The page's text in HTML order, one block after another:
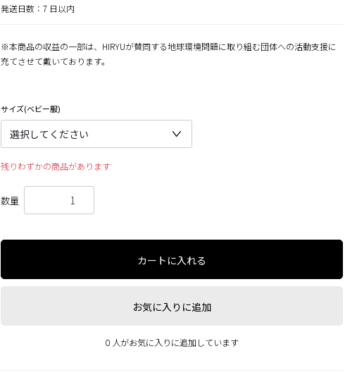
発送日数：7 日以内
※本商品の収益の一部は、HIRYUが賛同する地球環境問題に取り組む団体への活動支援に
充てさせて戴いております。
サイズ(ベビー服)
残りわずかの商品があります
数量
カートに入れる
お気に入りに追加
0 人がお気に入りに追加しています